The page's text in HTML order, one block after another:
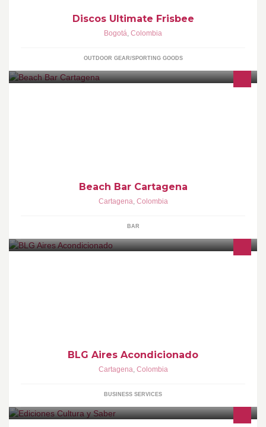
Discos Ultimate Frisbee
Bogotá, Colombia
OUTDOOR GEAR/SPORTING GOODS
Beach Bar Cartagena
Cartagena, Colombia
BAR
BLG Aires Acondicionado
Cartagena, Colombia
BUSINESS SERVICES